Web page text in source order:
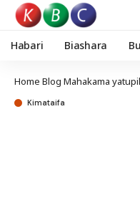
Habari Biashara
Home Blog Mahakama yatupilia
Kimataifa